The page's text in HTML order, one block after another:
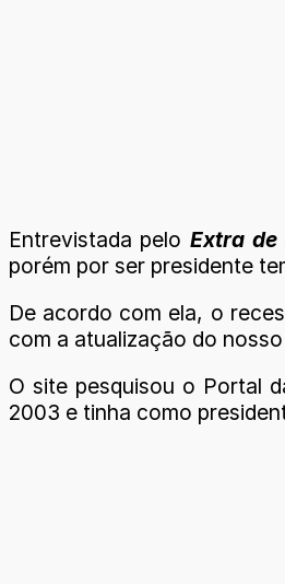
Entrevistada pelo Extra de
porém por ser presidente
De acordo com ela, o
com a atualização do
O site pesquisou o Portal
2003 e tinha como